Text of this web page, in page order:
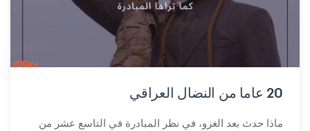
20 عاما من النضال العراقي
ماذا حدث بعد الغزو، في نظر المبادرة في التاسع عشر من